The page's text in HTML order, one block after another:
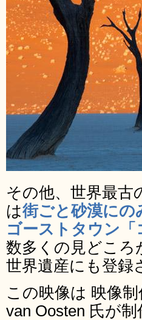
その他、世界最古
は街ごと砂漠にの
ゴーストタウン
数多くの見どころ
世界遺産にも登録
この映像は 映像
van Oosten 氏が